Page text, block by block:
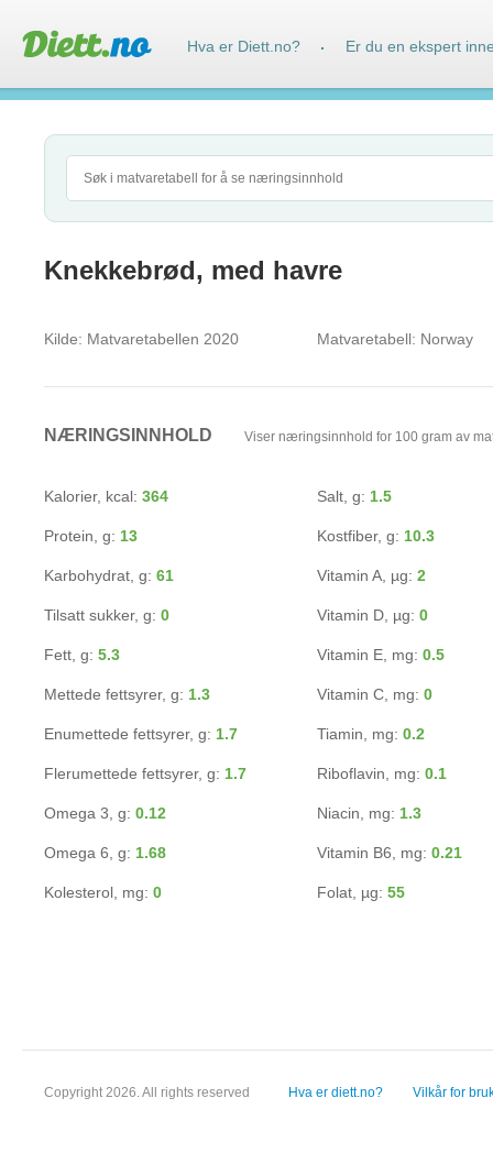
Knekkebrød, med havre
Kilde: Matvaretabellen 2020 Matvaretabell: Norway
NÆRINGSINNHOLD Viser næringsinnhold for 100 gram av
Kalorier, kcal: 364
Protein, g: 13
Karbohydrat, g: 61
Tilsatt sukker, g: 0
Fett, g: 5.3
Mettede fettsyrer, g: 1.3
Enumettede fettsyrer, g: 1.7
Flerumettede fettsyrer, g: 1.7
Omega 3, g: 0.12
Omega 6, g: 1.68
Kolesterol, mg: 0
Salt, g: 1.5
Kostfiber, g: 10.3
Vitamin A, µg: 2
Vitamin D, µg: 0
Vitamin E, mg: 0.5
Vitamin C, mg: 0
Tiamin, mg: 0.2
Riboflavin, mg: 0.1
Niacin, mg: 1.3
Vitamin B6, mg: 0.21
Folat, µg: 55
Copyright 2026. All rights reserved Hva er diett.no? Vilkår for
Hva er Diett.no? · Er du en ekspert